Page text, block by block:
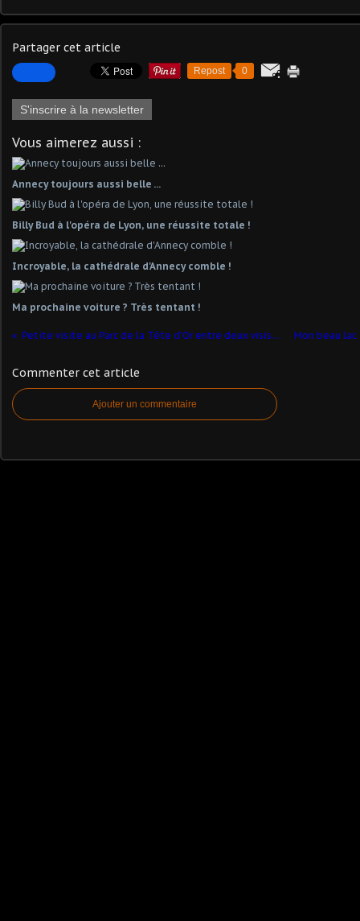
Partager cet article
Repost 0
S'inscrire à la newsletter
Vous aimerez aussi :
Annecy toujours aussi belle ...
Billy Bud à l'opéra de Lyon, une réussite totale !
Incroyable, la cathédrale d'Annecy comble !
Ma prochaine voiture ? Très tentant !
Petite visite au Parc de la Tête d'Or entre deux visistes à la Clinique du parc !
Commenter cet article
Ajouter un commentaire